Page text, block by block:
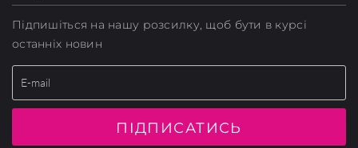
Підпишіться на нашу розсилку, щоб бути в курсі
останніх новин
ПІДПИСАТИСЬ